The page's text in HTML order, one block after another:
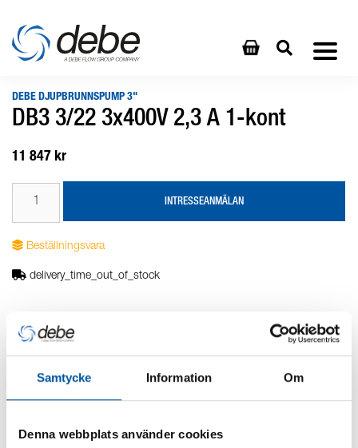
Samtycke Information Om
Denna webbplats använder cookies
DEBE DJUPBRUNNSPUMP 3"
DB3 3/22 3x400V 2,3 A 1-kont
11 847 kr
INTRESSEANMÄLAN
Beställningsvara
delivery_time_out_of_stock
Produktbeskrivning
Kurvor